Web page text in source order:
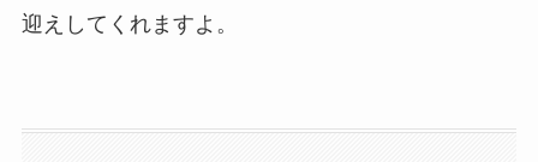
迎えしてくれますよ。